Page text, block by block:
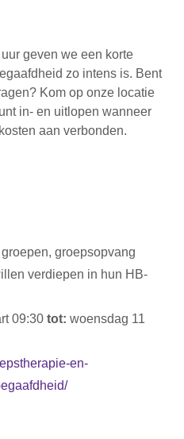
geven we een korte
zo intens is. Bent
Kom op onze locatie
in- en uitlopen wanneer
aan verbonden.
groepsopvang
verdiepen in hun HB-
09:30 tot: woensdag 11
en-